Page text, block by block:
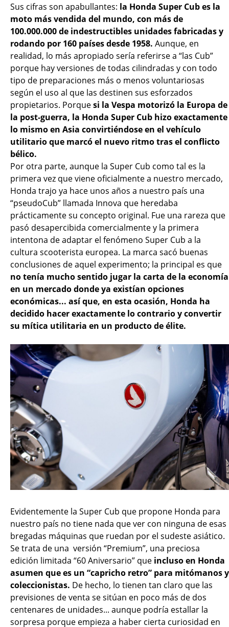
Sus cifras son apabullantes: la Honda Super Cub es la
moto más vendida del mundo, con más de
100.000.000 de indestructibles unidades fabricadas y
rodando por 160 países desde 1958. Aunque, en
realidad, lo más apropiado sería referirse a “las Cub”
porque hay versiones de todas cilindradas y con todo
tipo de preparaciones más o menos voluntariosas
según el uso al que las destinen sus esforzados
propietarios. Porquesi la Vespa motorizó la Europa de
la post-guerra, la Honda Super Cub hizo exactamente
lo mismo en Asia convirtiéndose en el vehículo
utilitario que marcó el nuevo ritmo tras el conflicto
bélico.
Por otra parte, aunque la Super Cub como tal es la
primera vez que viene oficialmente a nuestro mercado,
Honda trajo ya hace unos años a nuestro país una
“pseudoCub” llamada Innova que heredaba
prácticamente su concepto original. Fue una rareza que
pasó desapercibida comercialmente y la primera
intentona de adaptar el fenómeno Super Cub a la
cultura scooterista europea. La marca sacó buenas
conclusiones de aquel experimento; la principal es que
no tenía mucho sentido jugar la carta de la economía
en un mercado donde ya existían opciones
económicas... así que, en esta ocasión, Honda ha
decidido hacer exactamente lo contrario y convertir
su mítica utilitaria en un producto de élite.
Evidentemente la Super Cub que propone Honda para
nuestro país no tiene nada que ver con ninguna de esas
bregadas máquinas que ruedan por el sudeste asiático.
Se trata de una versión “Premium”, una preciosa
edición limitada “60 Aniversario” que incluso en Honda
asumen que es un “capricho retro” para mitómanos y
coleccionistas. De hecho, lo tienen tan claro que las
previsiones de venta se sitúan en poco más de dos
centenares de unidades... aunque podría estallar la
sorpresa porque empieza a haber cierta curiosidad en